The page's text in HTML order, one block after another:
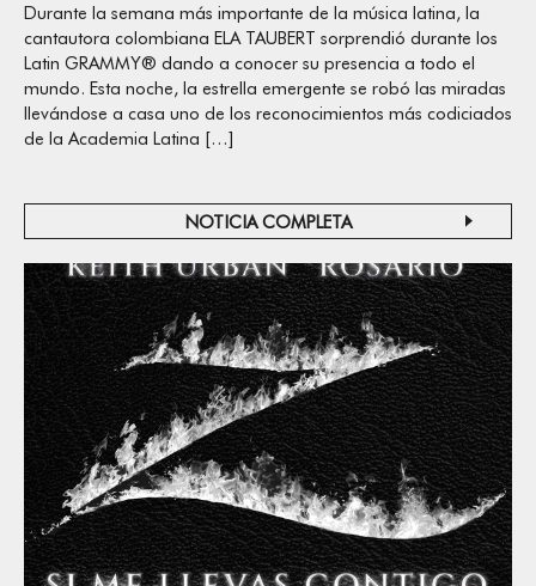
Durante la semana más importante de la música latina, la
cantautora colombiana ELA TAUBERT sorprendió durante los
Latin GRAMMY® dando a conocer su presencia a todo el
mundo. Esta noche, la estrella emergente se robó las miradas
llevándose a casa uno de los reconocimientos más codiciados
de la Academia Latina […]
NOTICIA COMPLETA